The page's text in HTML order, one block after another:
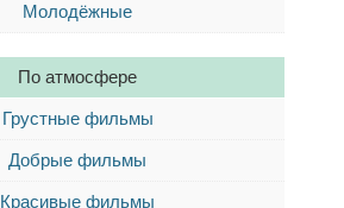
Молодёжные
По атмосфере
Грустные фильмы
Добрые фильмы
Красивые фильмы